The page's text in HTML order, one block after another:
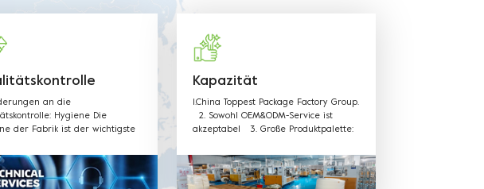
verwendete Material und die
an die
Hygiene Die
der Fabrik ist der wichtigste
sind in allen
gut geschult
sich an die Regeln.
Kapazität
1.China Toppest Package Factory Group.
2. Sowohl OEM&ODM-Service ist
akzeptabel 3. Große Produktpalette:
Gemüseverpackungen PET-
Kunststoffbox, Tablett, Kunststoff-
Rollenfolie und Tasche für